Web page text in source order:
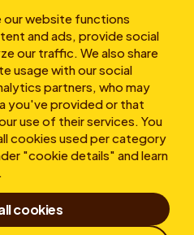
our website functions
and ads, provide social
our traffic. We also share
usage with our social
partners, who may
you've provided or that
use of their services. You
cookies used per category
"cookie details" and learn
cookies
d’utilisation